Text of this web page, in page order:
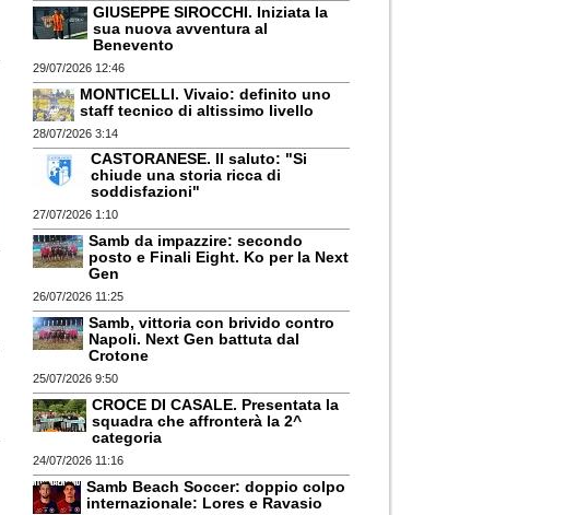
GIUSEPPE SIROCCHI. Iniziata la
sua nuova avventura al
Benevento
29/07/2026 12:46
MONTICELLI. Vivaio: definito uno
staff tecnico di altissimo livello
28/07/2026 3:14
CASTORANESE. Il saluto: "Si
chiude una storia ricca di
soddisfazioni"
27/07/2026 1:10
Samb da impazzire: secondo
posto e Finali Eight. Ko per la Next
Gen
26/07/2026 11:25
Samb, vittoria con brivido contro
Napoli. Next Gen battuta dal
Crotone
25/07/2026 9:50
CROCE DI CASALE. Presentata la
squadra che affronterà la 2^
categoria
24/07/2026 11:16
Samb Beach Soccer: doppio colpo
internazionale: Lores e Ravasio